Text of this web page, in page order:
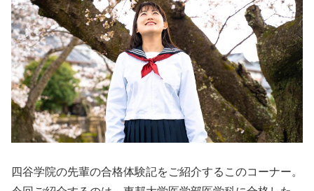
四谷学院の先輩の合格体験記をご紹介するこのコーナー。